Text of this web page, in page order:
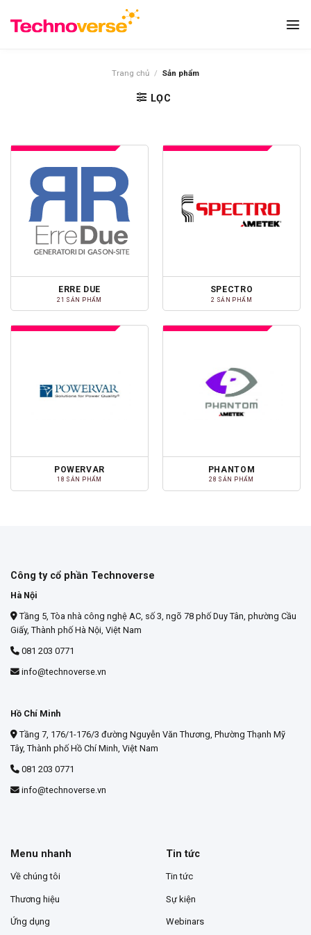
qua
Trang chủ / Sản phẩm
LỌC
ERRE DUE
21 SẢN PHẨM
SPECTRO
2 SẢN PHẨM
POWERVAR
18 SẢN PHẨM
PHANTOM
28 SẢN PHẨM
Công ty cổ phần Technoverse
Hà Nội
Tầng 5, Tòa nhà công nghệ AC, số 3, ngõ 78 phố Duy Tân, phường Cầu
Giấy, Thành phố Hà Nội, Việt Nam
081 203 0771
info@technoverse.vn
Hồ Chí Minh
Tầng 7, 176/1-176/3 đường Nguyễn Văn Thương, Phường Thạnh Mỹ
Tây, Thành phố Hồ Chí Minh, Việt Nam
081 203 0771
info@technoverse.vn
Menu nhanh
Về chúng tôi
Thương hiệu
Ứng dụng
Tin tức
Tin tức
Sự kiện
Webinars